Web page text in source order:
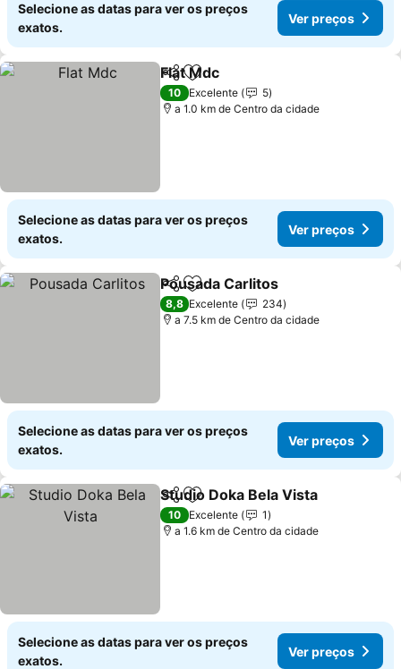
Selecione as datas para ver os preços
exatos.
Ver preços
PartilharAdicionar aos favoritos
Flat Mdc
10 Excelente
5
a 1.0 km de Centro da cidade
Selecione as datas para ver os preços
exatos.
Ver preços
PartilharAdicionar aos favoritos
Pousada Carlitos
8,8 Excelente
234
a 7.5 km de Centro da cidade
Selecione as datas para ver os preços
exatos.
Ver preços
PartilharAdicionar aos favoritos
Studio Doka Bela Vista
10 Excelente
1
a 1.6 km de Centro da cidade
Selecione as datas para ver os preços
exatos.
Ver preços